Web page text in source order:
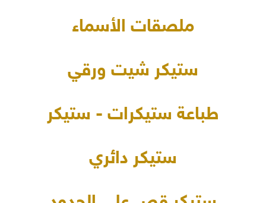
ملصقات الأسماء
ستيكر شيت ورقي
طباعة ستيكرات - ستيكر
ستيكر دائري